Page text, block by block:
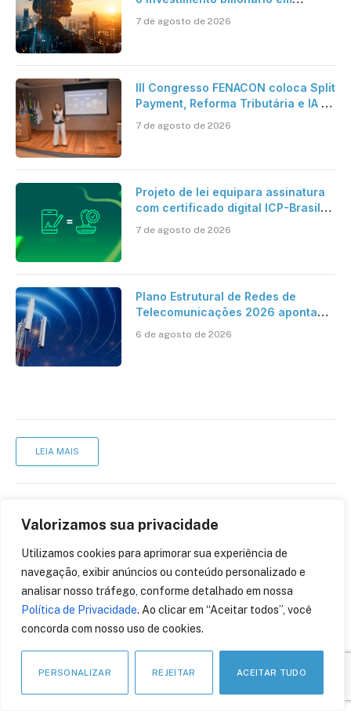
Valorizamos sua privacidade
Utilizamos cookies para aprimorar sua experiência de
navegação, exibir anúncios ou conteúdo personalizado e
analisar nosso tráfego, conforme detalhado em nossa
Política de Privacidade. Ao clicar em “Aceitar todos”, você
concorda com nosso uso de cookies.
PERSONALIZAR REJEITAR ACEITAR TUDO
verdadeira era da inteligência
7 de agosto de 2026
III Congresso FENACON coloca Split
Payment, Reforma Tributária e IA no
7 de agosto de 2026
Projeto de lei equipara assinatura
com certificado digital ICP-Brasil
cartório
7 de agosto de 2026
Plano Estrutural de Redes de
Telecomunicações 2026 aponta
mantém desafio
6 de agosto de 2026
LEIA MAIS